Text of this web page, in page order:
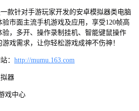
针对手游玩家开发的安卓模拟器类电脑
市面主流手机游戏及应用，享受120帧高
，多开、操作录制挂机、智能键鼠操作
戏需求，让你轻松游戏成神不伤神！
： http://mumu.163.com
器
戏中心